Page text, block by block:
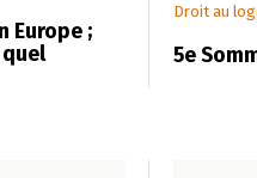
Europe ;
quel
Droit au
5e